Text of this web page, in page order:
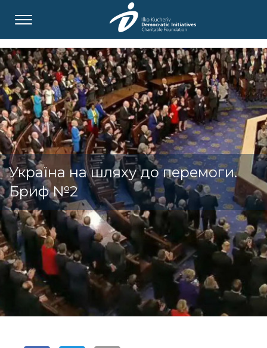
Україна на шляху до перемоги.
Бриф №2